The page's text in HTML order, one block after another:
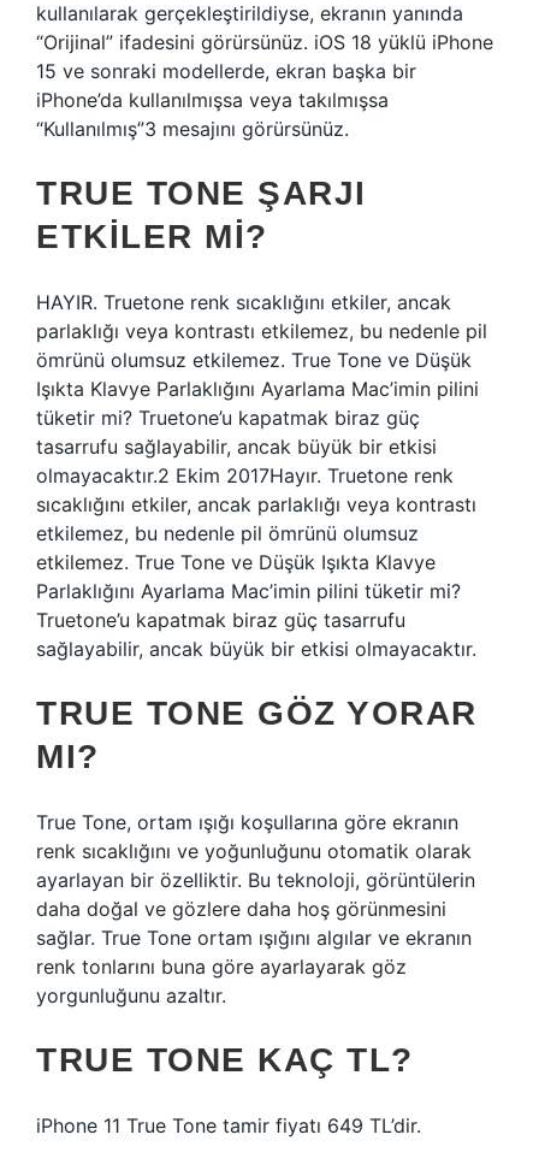
kullanılarak gerçekleştirildiyse, ekranın yanında
“Orijinal” ifadesini görürsünüz. iOS 18 yüklü iPhone
15 ve sonraki modellerde, ekran başka bir
iPhone’da kullanılmışsa veya takılmışsa
“Kullanılmış”3 mesajını görürsünüz.
TRUE TONE ŞARJI
ETKILER MI?
HAYIR. Truetone renk sıcaklığını etkiler, ancak
parlaklığı veya kontrastı etkilemez, bu nedenle pil
ömrünü olumsuz etkilemez. True Tone ve Düşük
Işıkta Klavye Parlaklığını Ayarlama Mac’imin pilini
tüketir mi? Truetone’u kapatmak biraz güç
tasarrufu sağlayabilir, ancak büyük bir etkisi
olmayacaktır.2 Ekim 2017Hayır. Truetone renk
sıcaklığını etkiler, ancak parlaklığı veya kontrastı
etkilemez, bu nedenle pil ömrünü olumsuz
etkilemez. True Tone ve Düşük Işıkta Klavye
Parlaklığını Ayarlama Mac’imin pilini tüketir mi?
Truetone’u kapatmak biraz güç tasarrufu
sağlayabilir, ancak büyük bir etkisi olmayacaktır.
TRUE TONE GÖZ YORAR
MI?
True Tone, ortam ışığı koşullarına göre ekranın
renk sıcaklığını ve yoğunluğunu otomatik olarak
ayarlayan bir özelliktir. Bu teknoloji, görüntülerin
daha doğal ve gözlere daha hoş görünmesini
sağlar. True Tone ortam ışığını algılar ve ekranın
renk tonlarını buna göre ayarlayarak göz
yorgunluğunu azaltır.
TRUE TONE KAÇ TL?
iPhone 11 True Tone tamir fiyatı 649 TL’dir.